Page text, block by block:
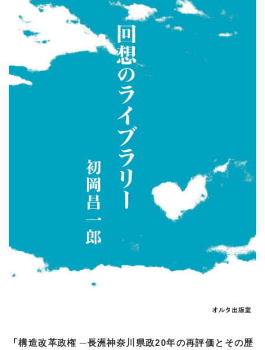
「構造改革政権 ─長洲神奈川県政20年の再評価とその歴